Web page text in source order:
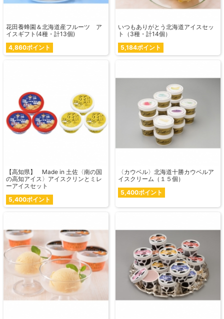
花田養蜂園＆北海道産フルーツ ア
イスギフト(4種・計13個)
4,860ポイント
いつもありがとう北海道アイスセッ
ト（3種・計14個）
5,184ポイント
【高知県】 Made in 土佐〈南の国
の高知アイス〉アイスクリンとミレ
ーアイスセット
5,400ポイント
〈カウベル〉北海道十勝カウベルア
イスクリーム（１５個）
5,400ポイント